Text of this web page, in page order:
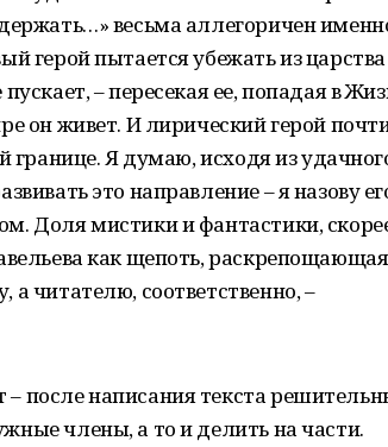
весьма аллегоричен
герой пытается убежать из царства
– пересекая ее, попадая в
он живет. И лирический герой
границе. Я думаю, исходя из
это направление – я назову
Доля мистики и фантастики,
как щепоть, раскрепощающая
читателю, соответственно, –
после написания текста
члены, а то и делить на части.